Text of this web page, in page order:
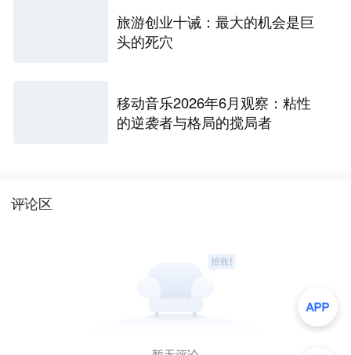
旅游创业十诫：最大的机会是巨
头的死穴
移动音乐2026年6月观察：粘性
的逆袭者与格局的搅局者
评论区